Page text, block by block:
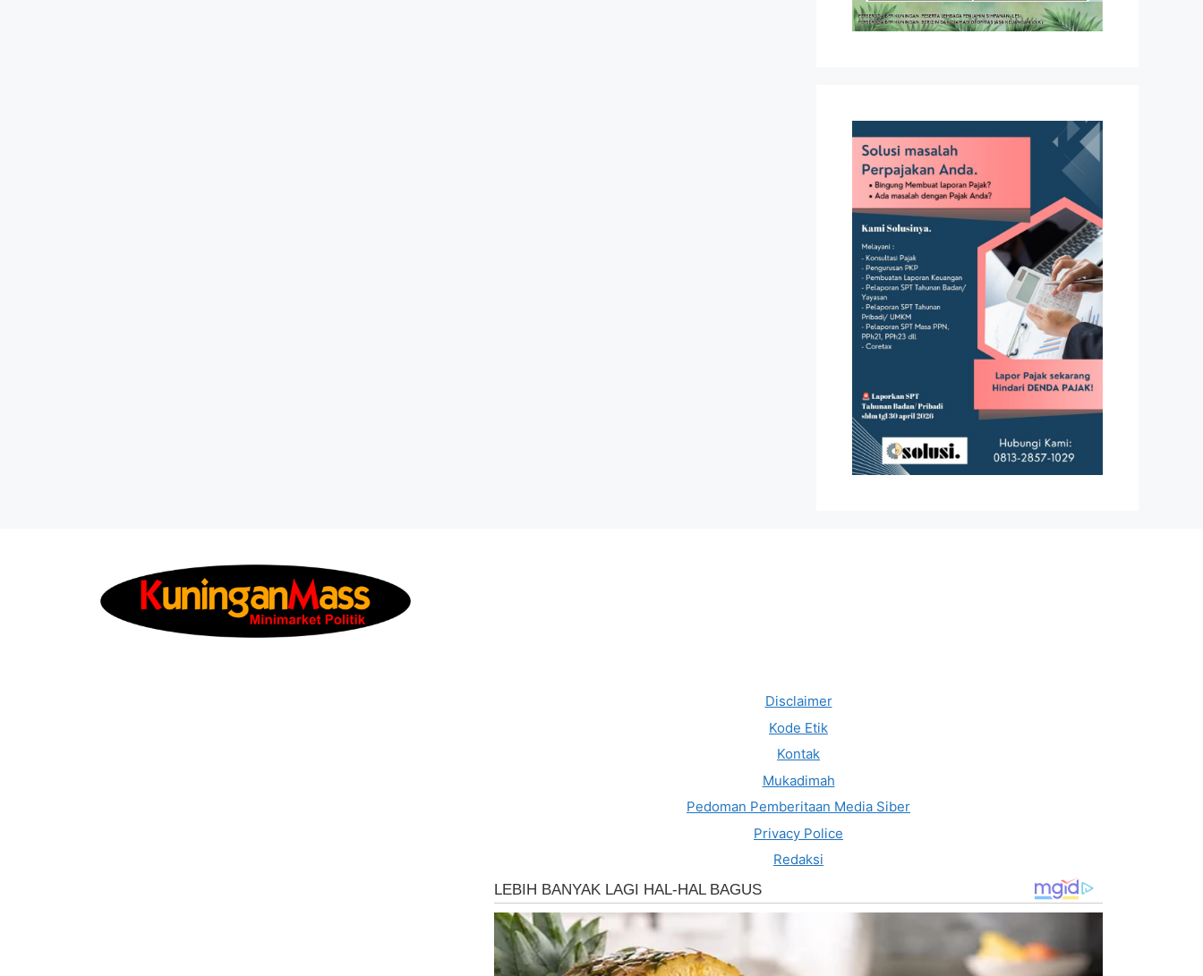
Disclaimer
Kode Etik
Kontak
Mukadimah
Pedoman Pemberitaan Media Siber
Privacy Police
Redaksi